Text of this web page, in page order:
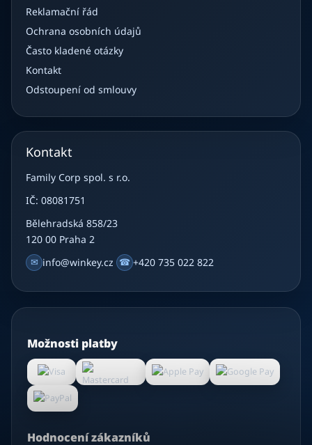
Reklamační řád
Ochrana osobních údajů
Často kladené otázky
Kontakt
Odstoupení od smlouvy
Kontakt
Family Corp spol. s r.o.
IČ: 08081751
Bělehradská 858/23
120 00 Praha 2
✉ info@winkey.cz ☎ +420 735 022 822
Možnosti platby
Hodnocení zákazníků